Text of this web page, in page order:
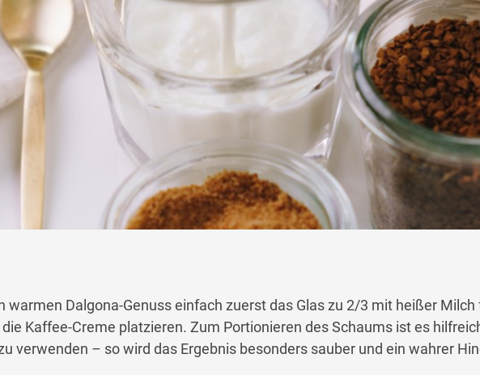
warmen Dalgona-Genuss einfach zuerst das Glas zu 2/3 mit heißer Milch
Kaffee-Creme platzieren. Zum Portionieren des Schaums ist es
verwenden – so wird das Ergebnis besonders sauber und ein wahrer